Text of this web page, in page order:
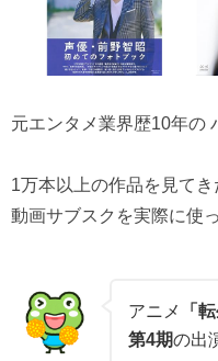
元エンタメ業界歴10年の
1万本以上の作品を見て
動画サブスクを実際に使
アニメ
「
第4期の出